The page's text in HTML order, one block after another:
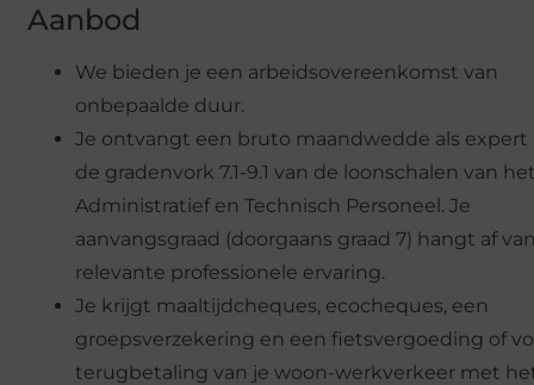
Aanbod
We bieden je een arbeidsovereenkomst van
onbepaalde duur.
Je ontvangt een bruto maandwedde als
de gradenvork 7.1-9.1 van de loonschalen van
Administratief en Technisch Personeel. Je
aanvangsgraad (doorgaans graad 7) hangt af
relevante professionele ervaring.
Je krijgt maaltijdcheques, ecocheques, een
groepsverzekering en een fietsvergoeding of
terugbetaling van je woon-werkverkeer met